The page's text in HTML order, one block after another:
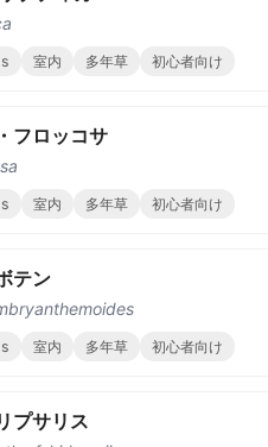
室内 多年草 初心者向け
フロッコサ
室内 多年草 初心者向け
テン
室内 多年草 初心者向け
プサリス